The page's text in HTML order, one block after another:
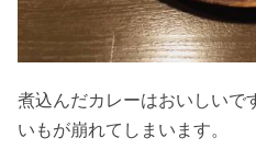
煮込んだカレーはおいしいで
いもが崩れてしまいます。